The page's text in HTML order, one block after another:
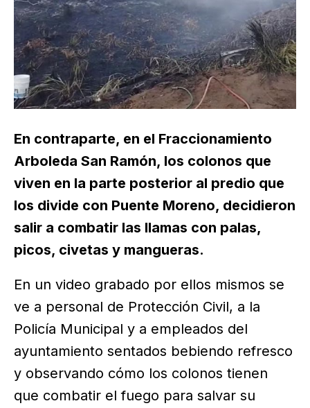
En contraparte, en el Fraccionamiento
Arboleda San Ramón, los colonos que
viven en la parte posterior al predio que
los divide con Puente Moreno, decidieron
salir a combatir las llamas con palas,
picos, civetas y mangueras.
En un video grabado por ellos mismos se
ve a personal de Protección Civil, a la
Policía Municipal y a empleados del
ayuntamiento sentados bebiendo refresco
y observando cómo los colonos tienen
que combatir el fuego para salvar su